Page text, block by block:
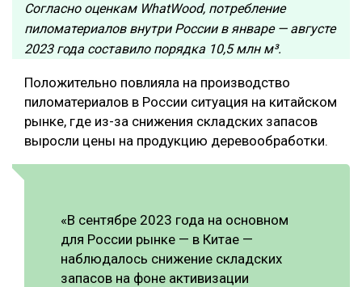
Согласно оценкам WhatWood, потребление
пиломатериалов внутри России в январе — августе
2023 года составило порядка 10,5 млн м³.
Положительно повлияла на производство
пиломатериалов в России ситуация на китайском
рынке, где из-за снижения складских запасов
выросли цены на продукцию деревообработки.
«В сентябре 2023 года на основном
для России рынке — в Китае —
наблюдалось снижение складских
запасов на фоне активизации